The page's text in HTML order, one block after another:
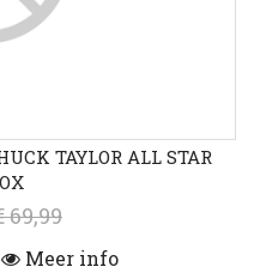
TAYLOR ALL STAR
69,99
Meer info